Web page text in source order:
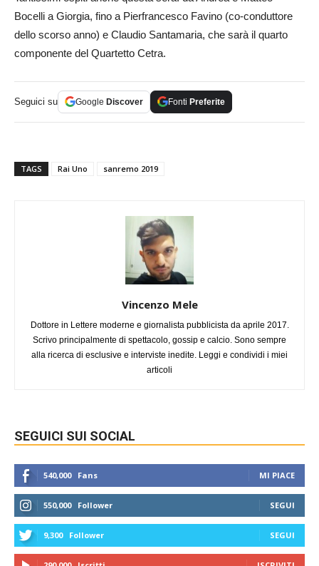
Bocelli a Giorgia, fino a Pierfrancesco Favino (co-conduttore
dello scorso anno) e Claudio Santamaria, che sarà il quarto
componente del Quartetto Cetra.
Seguici su Google Discover Fonti Preferite
TAGS Rai Uno sanremo 2019
Vincenzo Mele
Dottore in Lettere moderne e giornalista pubblicista da aprile 2017.
Scrivo principalmente di spettacolo, gossip e calcio. Sono sempre
alla ricerca di esclusive e interviste inedite. Leggi e condividi i miei
articoli
SEGUICI SUI SOCIAL
540,000 Fans MI PIACE
550,000 Follower SEGUI
9,300 Follower SEGUI